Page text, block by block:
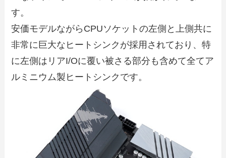
す。
安価モデルながらCPUソケットの左側と上側共に
非常に巨大なヒートシンクが採用されており、特
に左側はリアI/Oに覆い被さる部分も含めて全てア
ルミニウム製ヒートシンクです。